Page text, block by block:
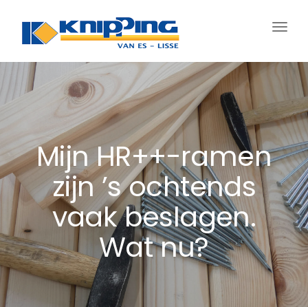
Mijn HR++-ramen
zijn ’s ochtends
vaak beslagen.
Wat nu?